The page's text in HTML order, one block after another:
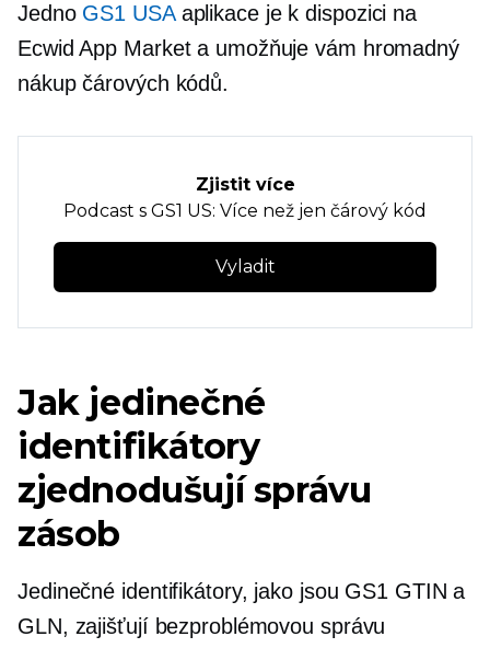
Jedno GS1 USAaplikace je k dispozici na
Ecwid App Market a umožňuje vám hromadný
nákup čárových kódů.
Zjistit více
Podcast s GS1 US: Více než jen čárový kód
Vyladit
Jak jedinečné
identifikátory
zjednodušují správu
zásob
Jedinečné identifikátory, jako jsou GS1 GTIN a
GLN, zajišťují bezproblémovou správu